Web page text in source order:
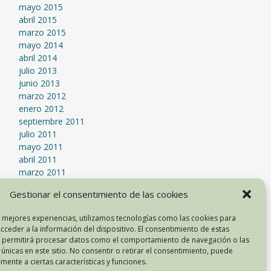
Gestionar el consentimiento de las cookies
mejores experiencias, utilizamos tecnologías como las cookies para
a la información del dispositivo. El consentimiento de estas
procesar datos como el comportamiento de navegación o las
en este sitio. No consentir o retirar el consentimiento, puede
a ciertas características y funciones.
mayo 2015
abril 2015
marzo 2015
mayo 2014
abril 2014
julio 2013
junio 2013
marzo 2012
enero 2012
septiembre 2011
julio 2011
mayo 2011
abril 2011
marzo 2011
abril 2010
META